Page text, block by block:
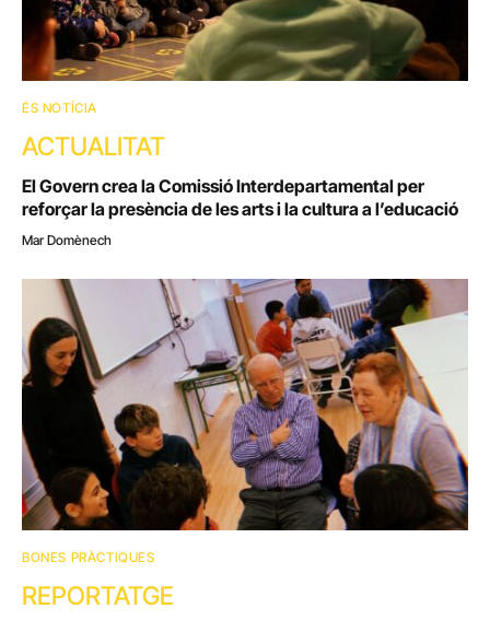
ÉS NOTÍCIA
ACTUALITAT
El Govern crea la Comissió Interdepartamental per
reforçar la presència de les arts i la cultura a l’educació
Mar Domènech
BONES PRÀCTIQUES
REPORTATGE